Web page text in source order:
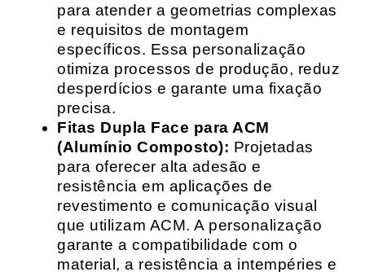
para atender a geometrias complexas
e requisitos de montagem
específicos. Essa personalização
otimiza processos de produção, reduz
desperdícios e garante uma fixação
precisa.
Fitas Dupla Face para ACM
(Alumínio Composto): Projetadas
para oferecer alta adesão e
resistência em aplicações de
revestimento e comunicação visual
que utilizam ACM. A personalização
garante a compatibilidade com o
material, a resistência a intempéries e